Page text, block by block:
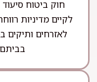
חוק ביטוח
לקיים מדיניות
לאזרחים ותיקים